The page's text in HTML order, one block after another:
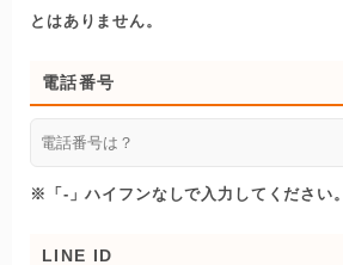
とはありません。
電話番号
※「-」ハイフンなしで入力してください。
LINE ID